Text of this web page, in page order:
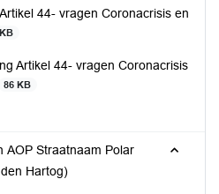
44- vragen Coronacrisis en
Artikel 44- vragen Coronacrisis
86 KB
AOP Straatnaam Polar
Hartog)